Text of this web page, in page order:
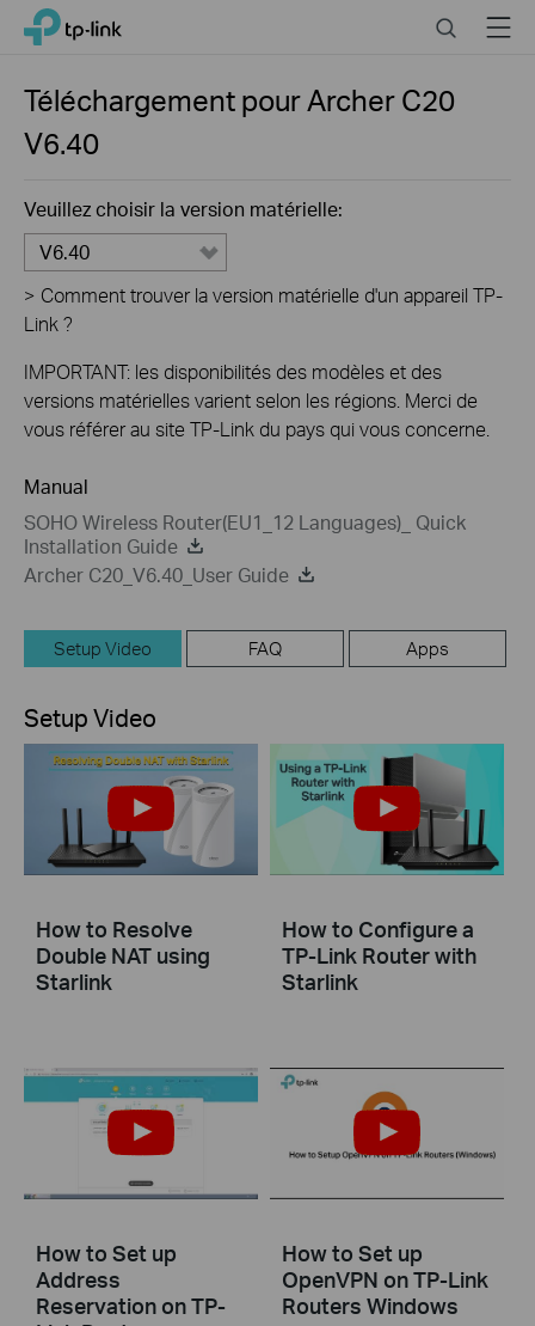
Click
the
navigation
TP-Link, Reliably Smart SearchMenu
Téléchargement pourArcher C20
V6.40
Veuillez choisir la version matérielle:
V6.40
> Comment trouver la version matérielle d'un appareil TP-
Link ?
IMPORTANT: les disponibilités des modèles et des
versions matérielles varient selon les régions. Merci de
vous référer au site TP-Link du pays qui vous concerne.
Manual
SOHO Wireless Router(EU1_12 Languages)_ Quick
Installation Guide
Archer C20_V6.40_User Guide
Setup Video FAQ Apps
Setup Video
How to Resolve
Double NAT using
Starlink
How to Configure a
TP-Link Router with
Starlink
How to Set up
Address
Reservation on TP-
How to Set up
OpenVPN on TP-Link
Routers Windows